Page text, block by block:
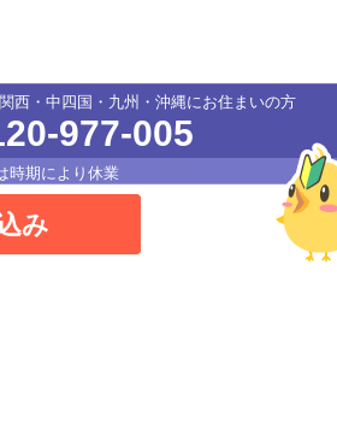
西・中四国・九州・沖縄にお住まいの方
977-005
時期により休業
み